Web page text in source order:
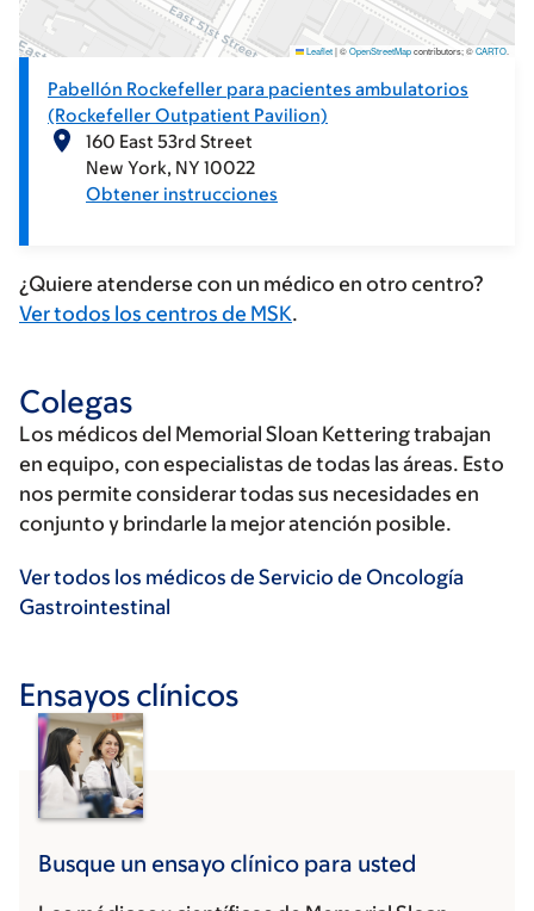
Pabellón Rockefeller para pacientes ambulatorios
(Rockefeller Outpatient Pavilion)
160 East 53rd Street
New York NY 10022
Obtener instrucciones
Leaflet|©OpenStreetMapcontributors; ©CARTO.
¿Quiere atenderse con un médico en otro centro?
Ver todos los centros de MSK.
Colegas
Los médicos del Memorial Sloan Kettering trabajan
en equipo, con especialistas de todas las áreas. Esto
nos permite considerar todas sus necesidades en
conjunto y brindarle la mejor atención posible.
Ver todos los médicos de Servicio de Oncología
Gastrointestinal
Ensayos clínicos
Busque un ensayo clínico para usted